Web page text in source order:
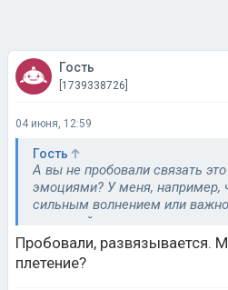
Гость
[1739338726]
04 июня, 12:59
Гость
А вы не пробовали связать
эмоциями? У меня, например,
сильным волнением или
приметой, но иногда это
организм так сбрасывает
Пробовали, развязывается.
плетение?